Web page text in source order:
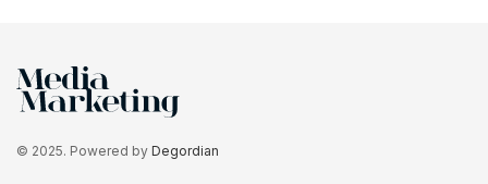
© 2025. Powered by Degordian